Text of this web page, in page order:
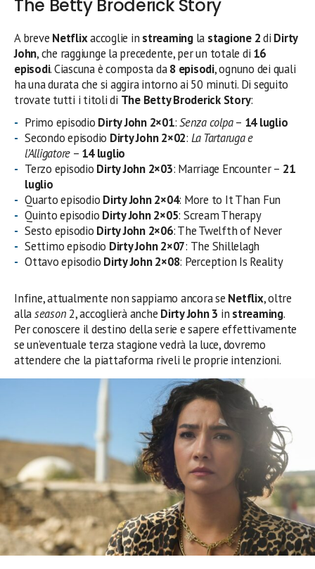
The Betty Broderick Story
A breve Netflixaccoglie in streamingla stagione 2di Dirty
John, che raggiunge la precedente, per un totale di 16
episodi. Ciascuna è composta da8 episodi, ognuno dei quali
ha una durata che si aggira intorno ai 50 minuti. Di seguito
trovate tutti i titoli di The Betty Broderick Story:
Primo episodio Dirty John 2×01:Senza colpa– 14 luglio
Secondo episodio Dirty John2×02: La Tartaruga e
l’Alligatore – 14 luglio
Terzo episodio Dirty John2×03: Marriage Encounter – 21
luglio
Quarto episodio Dirty John2×04: More to It Than Fun
Quinto episodio Dirty John2×05: Scream Therapy
Sesto episodio Dirty John2×06: The Twelfth of Never
Settimo episodio Dirty John2×07: The Shillelagh
Ottavo episodio Dirty John2×08: Perception Is Reality
Infine, attualmente non sappiamo ancora se Netflix, oltre
allaseason2, accoglierà anche Dirty John 3 in streaming.
Per conoscere il destino della serie e sapere effettivamente
se un’eventuale terza stagione vedrà la luce, dovremo
attendere che la piattaforma riveli le proprie intenzioni.